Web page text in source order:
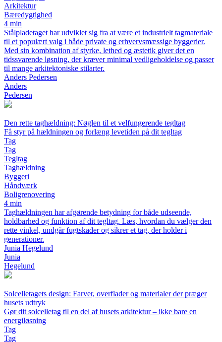
Arkitektur
Bæredygtighed
4 min
Stålpladetaget har udviklet sig fra at være et industrielt tagmateriale
til et populært valg i både private og erhvervsmæssige byggerier.
Med sin kombination af styrke, lethed og æstetik giver det en
tidssvarende løsning, der kræver minimal vedligeholdelse og passer
til mange arkitektoniske stilarter.
Anders Pedersen
Anders
Pedersen
Den rette taghældning: Nøglen til et velfungerende tegltag
Få styr på hældningen og forlæng levetiden på dit tegltag
Tag
Tag
Tegltag
Taghældning
Byggeri
Håndværk
Boligrenovering
4 min
Taghældningen har afgørende betydning for både udseende,
holdbarhed og funktion af dit tegltag. Læs, hvordan du vælger den
rette vinkel, undgår fugtskader og sikrer et tag, der holder i
generationer.
Junia Hegelund
Junia
Hegelund
Solcelletagets design: Farver, overflader og materialer der præger
husets udtryk
Gør dit solcelletag til en del af husets arkitektur – ikke bare en
energiløsning
Tag
Tag